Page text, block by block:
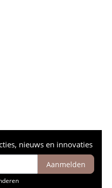
nieuws en innovaties
Aanmelden